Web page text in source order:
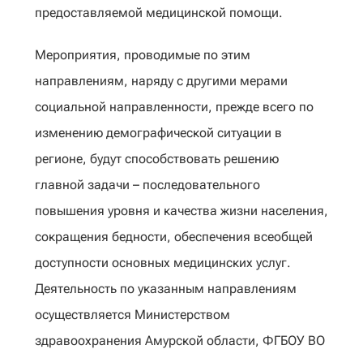
предоставляемой медицинской помощи.
Мероприятия, проводимые по этим
направлениям, наряду с другими мерами
социальной направленности, прежде всего по
изменению демографической ситуации в
регионе, будут способствовать решению
главной задачи – последовательного
повышения уровня и качества жизни населения,
сокращения бедности, обеспечения всеобщей
доступности основных медицинских услуг.
Деятельность по указанным направлениям
осуществляется Министерством
здравоохранения Амурской области, ФГБОУ ВО